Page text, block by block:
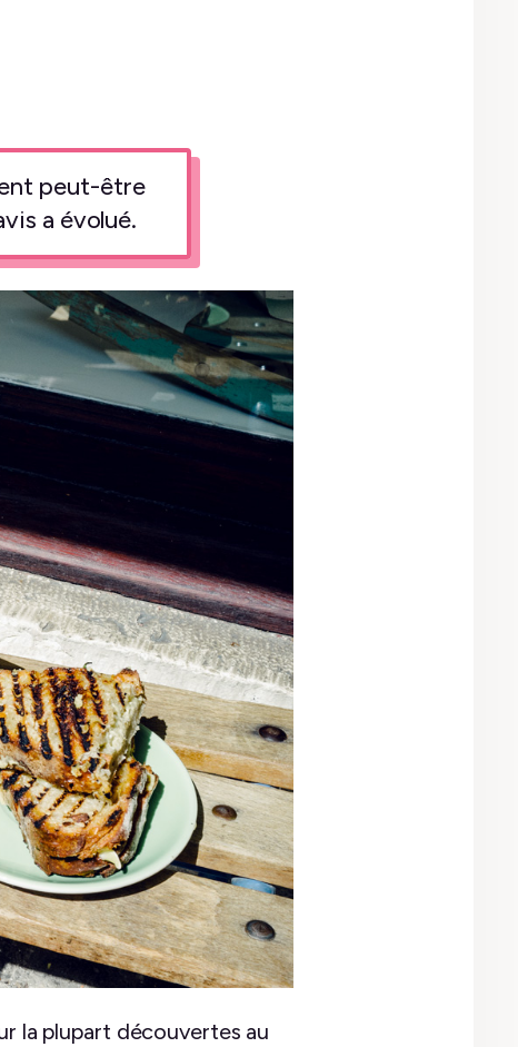
peut-être
a évolué.
la plupart découvertes au